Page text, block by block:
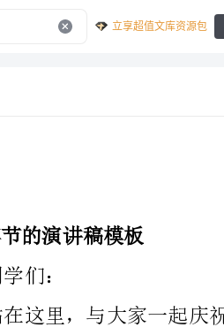
立享超值文库资源包
子，更是我们展示自己的机会，也是我们思考和梦想的时刻。在这个